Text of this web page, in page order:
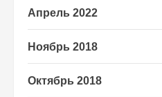
Апрель 2022
Ноябрь 2018
Октябрь 2018